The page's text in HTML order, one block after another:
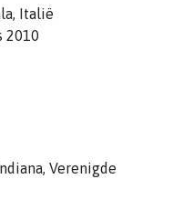
Italië
2010
Verenigde